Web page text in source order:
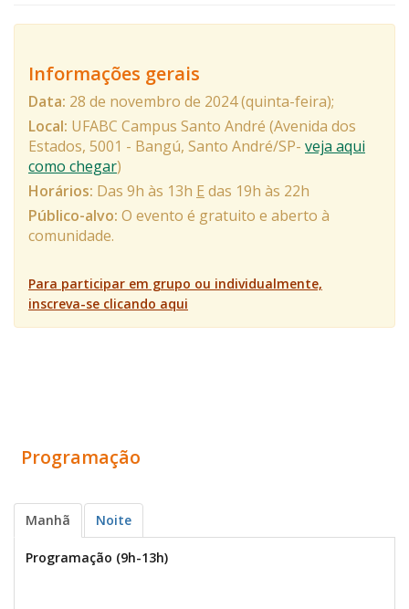
Informações gerais
Data: 28 de novembro de 2024 (quinta-feira);
Local: UFABC Campus Santo André (Avenida dos
Estados, 5001 - Bangú, Santo André/SP- veja aqui
como chegar)
Horários: Das 9h às 13h E das 19h às 22h
Público-alvo: O evento é gratuito e aberto à
comunidade.
Para participar em grupo ou individualmente,
inscreva-se clicando aqui
Programação
Manhã Noite
Programação (9h-13h)